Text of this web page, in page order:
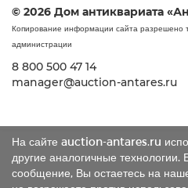
На сайте auction-antares.ru
другие аналогичные технологии.
сообщение, Вы остаетесь на
© 2026 Дом антиквариата
Копирование информации сайта разрешено
администрации
8 800 500 47 14
manager@auction-antares.ru